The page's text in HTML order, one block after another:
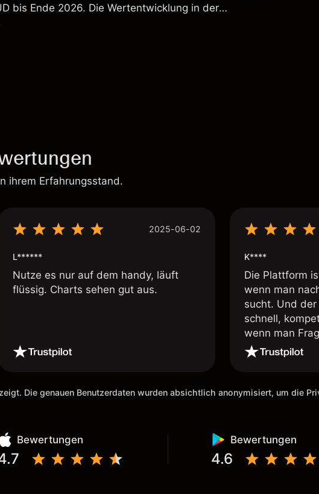
bis Ende 2026. Die Wertentwicklung in der
verlässlicher Indikator für zukünftige Ergebnisse.
ihrem Erfahrungsstand.
2025-06-02
L******
Nutze es nur auf dem handy, läuft
flüssig. Charts sehen gut aus.
K****
Die Plattform
wenn man
sucht. Und
schnell,
wenn man
ich den
vorher im
vergrößern!
Die genauen Benutzerdaten wurden absichtlich anonymisiert, um die
Bewertungen Bewertungen
4.6